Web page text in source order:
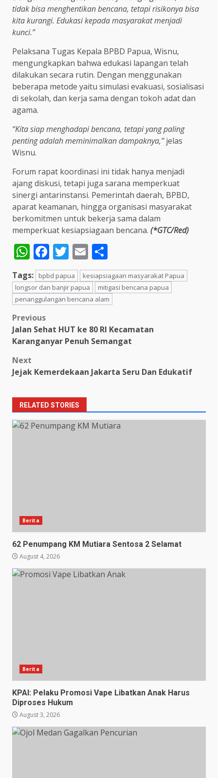
tidak bisa menghentikan bencana, tetapi risikonya bisa
kita kurangi. Edukasi kepada masyarakat menjadi
kunci.”
Pelaksana Tugas Kepala BPBD Papua, Wisnu,
mengungkapkan bahwa edukasi lapangan telah
dilakukan secara rutin. Dengan menggunakan
beberapa metode yaitu simulasi evakuasi, sosialisasi
di sekolah, dan kerja sama dengan tokoh adat dan
agama.
“Kita siap menghadapi bencana, tetapi yang paling
penting adalah meminimalkan dampaknya,”jelas
Wisnu.
Forum rapat koordinasi ini tidak hanya menjadi
ajang diskusi, tetapi juga sarana memperkuat
sinergi antarinstansi. Pemerintah daerah, BPBD,
aparat keamanan, hingga organisasi masyarakat
berkomitmen untuk bekerja sama dalam
memperkuat kesiapsiagaan bencana. (*GTC/Red)
WhatsApp
Facebook
Twitter
Email
Tags: bpbd papua
kesiapsiagaan masyarakat Papua
longsor dan banjir papua
mitigasi bencana papua
penanggulangan bencana alam
Post
navigation
Previous
Jalan Sehat HUT ke 80 RI Kecamatan
Karanganyar Penuh Semangat
Next
Jejak Kemerdekaan Jakarta Seru Dan Edukatif
RELATED STORIES
Berita
62 Penumpang KM Mutiara Sentosa 2 Selamat
August 4, 2026
Berita
KPAI: Pelaku Promosi Vape Libatkan Anak Harus
Diproses Hukum
August 3, 2026